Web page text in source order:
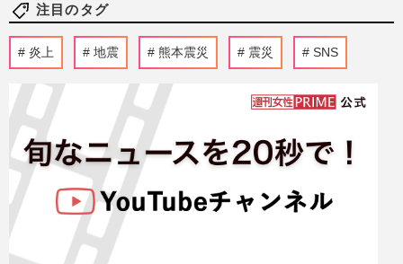
注目のタグ
炎上 地震 熊本震災 震災 SNS